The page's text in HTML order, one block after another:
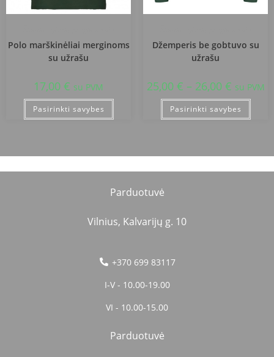
Polo marškinėliai merginoms
su užrašu
17,00 € su PVM
Pasirinkti savybes
Džemperis be gobtuvo su
užrašu
25,00 € – 26,00 € su PVM
Pasirinkti savybes
Parduotuvė
Vilnius, Kalvarijų g. 10
+370 699 83117
I-V - 10.00-19.00
VI - 10.00-15.00
Parduotuvė